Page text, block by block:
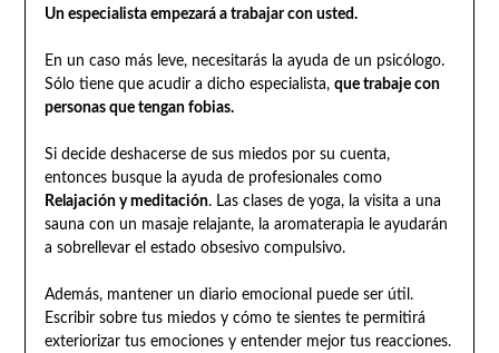
Un especialista empezará a trabajar con usted.
En un caso más leve, necesitarás la ayuda de un psicólogo.
Sólo tiene que acudir a dicho especialista, que trabaje con
personas que tengan fobias.
Si decide deshacerse de sus miedos por su cuenta,
entonces busque la ayuda de profesionales como
Relajación y meditación. Las clases de yoga, la visita a una
sauna con un masaje relajante, la aromaterapia le ayudarán
a sobrellevar el estado obsesivo compulsivo.
Además, mantener un diario emocional puede ser útil.
Escribir sobre tus miedos y cómo te sientes te permitirá
exteriorizar tus emociones y entender mejor tus reacciones.